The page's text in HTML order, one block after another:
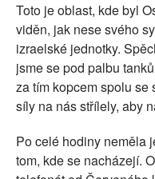
Toto je oblast, kde byl
viděn, jak nese svého
izraelské jednotky.
jsme se pod palbu
za tím kopcem spolu se
síly na nás střílely, aby
Po celé hodiny neměla
tom, kde se nacházejí.